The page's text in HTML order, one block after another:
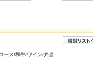
ース/和牛/ワイン/弁当